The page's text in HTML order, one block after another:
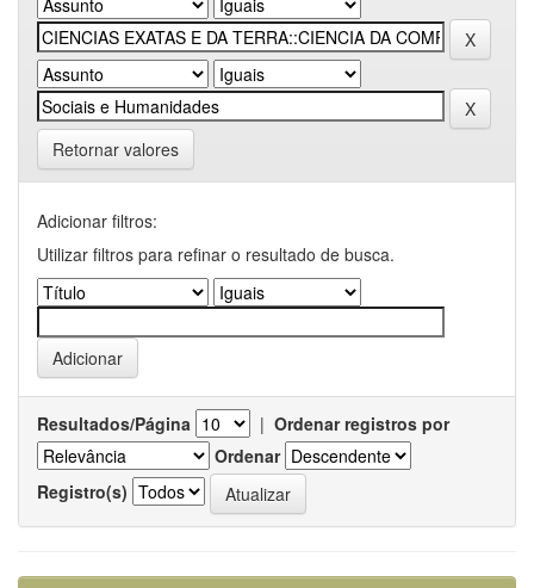
Retornar valores
Adicionar filtros:
Utilizar filtros para refinar o resultado de busca.
Resultados/Página | Ordenar registros por
Ordenar
Registro(s)